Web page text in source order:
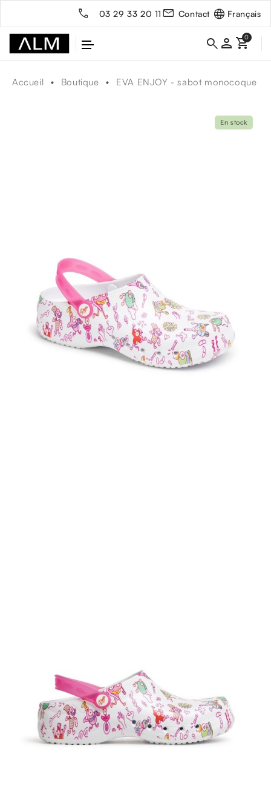
03 29 33 20 11 Contact Français
person
Accueil Boutique EVA ENJOY - sabot monocoque
En stock